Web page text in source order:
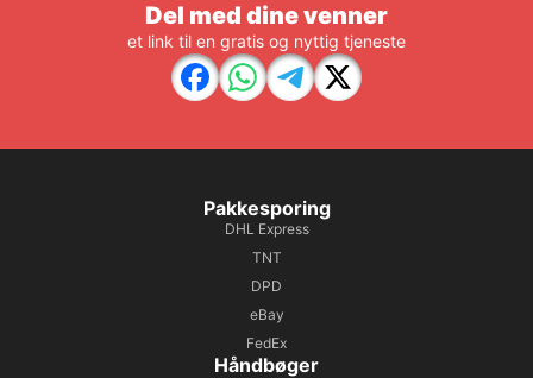
Del med dine venner
et link til en gratis og nyttig tjeneste
Pakkesporing
DHL Express
TNT
DPD
eBay
FedEx
Håndbøger